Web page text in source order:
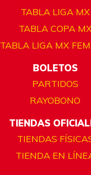
TABLA LIGA MX
TABLA COPA
TABLA LIGA MX
BOLETOS
PARTIDOS
RAYOBONO
TIENDAS
TIENDAS
TIENDA EN